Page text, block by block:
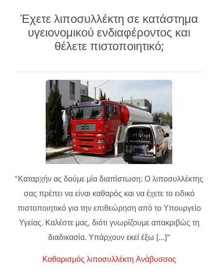
Έχετε λιποσυλλέκτη σε κατάστημα
υγειονομικού ενδιαφέροντος και
θέλετε πιστοποιητικό;
"Καταρχήν ας δούμε μία διαπίστωση: Ο λιποσυλλέκτης
σας πρέπει να είναι καθαρός και να έχετε το ειδικό
πιστοποιητικό για την επιθεώρηση από το Υπουργείο
Υγείας. Καλέστε μας, διότι γνωρίζουμε απακριβώς τη
διαδικασία. Υπάρχουν εκεί έξω [...]"
Καθαρισμός λιποσυλλέκτη Ανάβυσσος